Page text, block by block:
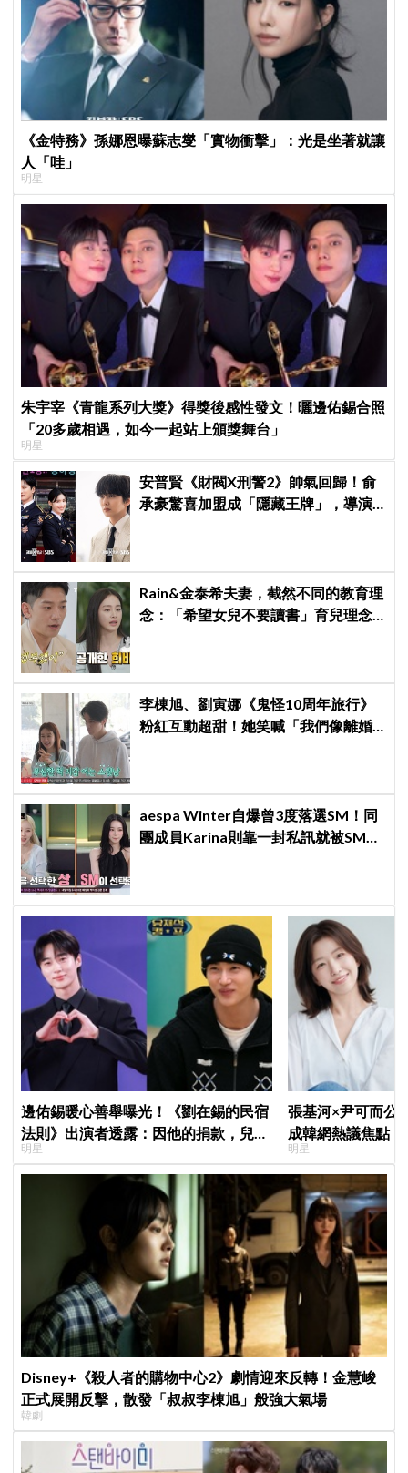
《金特務》孫娜恩曝蘇志燮「實物衝擊」：光是坐著就讓
人「哇」
明星
朱宇宰《青龍系列大獎》得獎後感性發文！曬邊佑錫合照
「20多歲相遇，如今一起站上頒獎舞台」
明星
安普賢《財閥X刑警2》帥氣回歸！俞
承豪驚喜加盟成「隱藏王牌」，導演
Rain&金泰希夫妻，截然不同的教育理
念：「希望女兒不要讀書」育兒理念
李棟旭、劉寅娜《鬼怪10周年旅行》
粉紅互動超甜！她笑喊「我們像離婚
aespa Winter自爆曾3度落選SM！同
團成員Karina則靠一封私訊就被SM相
邊佑錫暖心善舉曝光！《劉在錫的民宿
法則》出演者透露：因他的捐款，兒童
患者順利完成治療
明星
張基河×尹可而公
成韓網熱議焦點
媽僅差5歲」
明星
Disney+《殺人者的購物中心2》劇情迎來反轉！金慧峻
正式展開反擊，散發「叔叔李棟旭」般強大氣場
韓劇